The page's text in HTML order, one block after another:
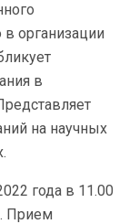
организации
в
на научных
года в 11.00
Прием